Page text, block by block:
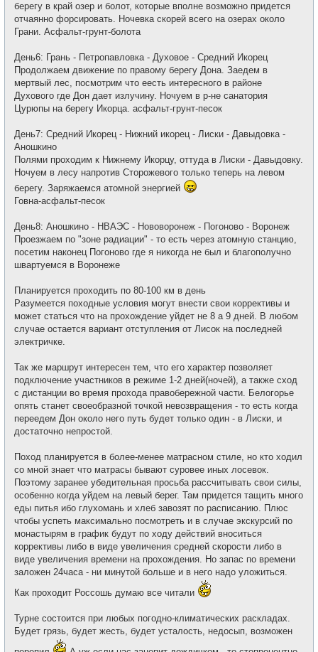
берегу в край озер и болот, которые вполне возможно придется
отчаянно форсировать. Ночевка скорей всего на озерах около
Грани. Асфальт-грунт-болота
День6: Грань - Петропавловка - Духовое - Средний Икорец
Продолжаем движение по правому берегу Дона. Заедем в
мертвый лес, посмотрим что еесть интересного в районе
Духового где Дон дает излучину. Ночуем в р-не санатория
Цурюпы на берегу Икорца. асфальт-грунт-песок
День7: Средний Икорец - Нижний икорец - Лиски - Давыдовка -
Аношкино
Полями проходим к Нижнему Икорцу, оттуда в Лиски - Давыдовку.
Ночуем в лесу напротив Сторожевого только теперь на левом
берегу. Заряжаемся атомной энергией
Говна-асфальт-песок
День8: Аношкино - НВАЭС - Нововоронеж - Погоново - Воронеж
Проезжаем по "зоне радиации" - то есть через атомную станцию,
посетим наконец Погоново где я никогда не был и благополучно
швартуемся в Воронеже
Планируется проходить по 80-100 км в день
Разумеется походные условия могут внести свои коррективы и
может статься что на прохождение уйдет не 8 а 9 дней. В любом
случае остается вариант отступления от Лисок на последней
электричке.
Так же маршрут интересен тем, что его характер позволяет
подключение участников в режиме 1-2 дней(ночей), а также сход
с дистанции во время прохода правобережной части. Белогорье
опять станет своеобразной точкой невозвращения - то есть когда
переедем Дон около него путь будет только один - в Лиски, и
достаточно непростой.
Поход планируется в более-менее матрасном стиле, но кто ходил
со мной знает что матрасы бывают суровее иных лосевок.
Поэтому заранее убедительная просьба рассчитывать свои силы,
особенно когда уйдем на левый берег. Там придется тащить много
еды питья ибо глухомань и хлеб завозят по расписанию. Плюс
чтобы успеть максимально посмотреть и в случае экскурсий по
монастырям в график будут по ходу действий вноситься
коррективы либо в виде увеличения средней скорости либо в
виде увеличения времени на прохождения. Но запас по времени
заложен 24часа - ни минутой больше и в него надо уложиться.
Как проходит Россошь думаю все читали
Турне состоится при любых погодно-климатических раскладах.
Будет грязь, будет жесть, будет усталость, недосып, возможен